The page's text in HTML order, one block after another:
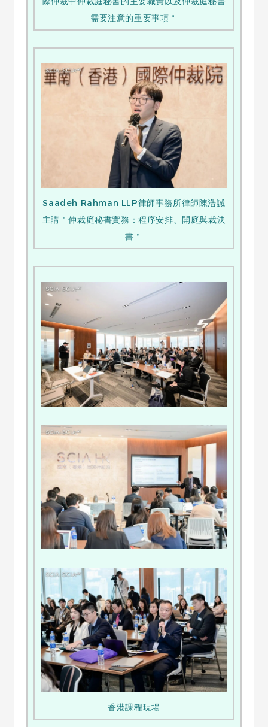
需要注意的重要事項＂
Saadeh Rahman LLP律師事務所律師陳浩誠
主講＂仲裁庭秘書實務：程序安排、開庭與裁決
書＂
香港課程現場